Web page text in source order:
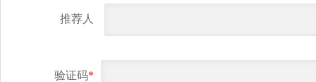
推荐人
验证码*